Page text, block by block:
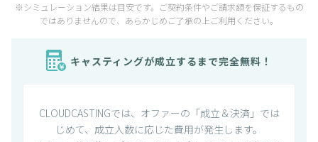
※シミュレーション結果は目安です。ご契約条件やご請求額を保証するもの
ではありませんので、あらかじめご了承の上ご利用ください。
キャスティングが成立するまで完全無料！
CLOUDCASTINGでは、オファーの「成立＆決済」では
じめて、成立人数に応じた費用が発生します。